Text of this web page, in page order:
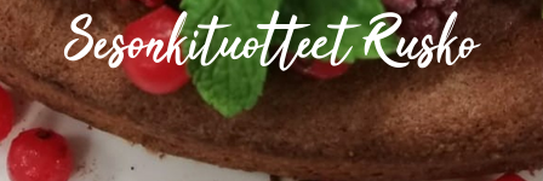
Sesonkituotteet Rusko